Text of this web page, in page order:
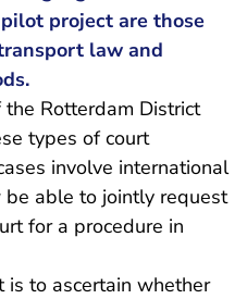
project are those
law and
Rotterdam District
types of court
involve international
able to jointly request
for a procedure in
to ascertain whether